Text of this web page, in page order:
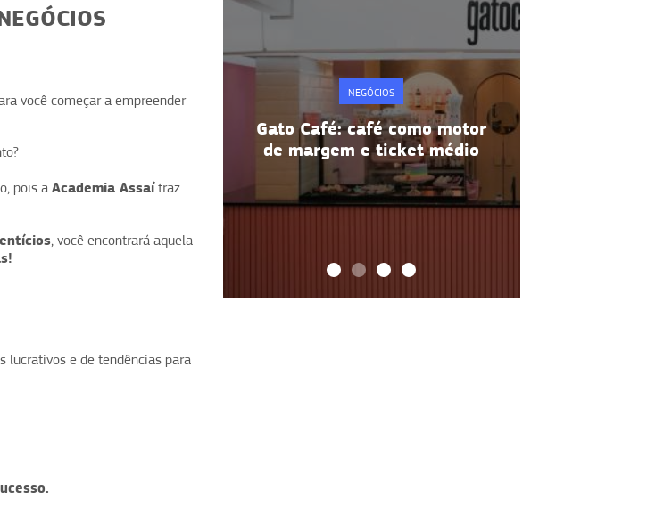
você começar a empreender
pois a Academia Assaítraz
, você encontrará aquela
lucrativos e de tendências para
e ticket médio
NEGÓCIOS
Metodologia 5S: disciplina e
produtividade na prática